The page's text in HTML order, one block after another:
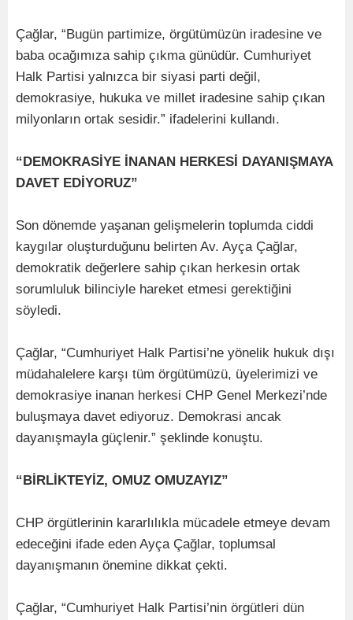
Çağlar, “Bugün partimize, örgütümüzün iradesine ve
baba ocağımıza sahip çıkma günüdür. Cumhuriyet
Halk Partisi yalnızca bir siyasi parti değil,
demokrasiye, hukuka ve millet iradesine sahip çıkan
milyonların ortak sesidir.” ifadelerini kullandı.
“DEMOKRASİYE İNANAN HERKESİ DAYANIŞMAYA
DAVET EDİYORUZ”
Son dönemde yaşanan gelişmelerin toplumda ciddi
kaygılar oluşturduğunu belirten Av. Ayça Çağlar,
demokratik değerlere sahip çıkan herkesin ortak
sorumluluk bilinciyle hareket etmesi gerektiğini
söyledi.
Çağlar, “Cumhuriyet Halk Partisi’ne yönelik hukuk dışı
müdahalelere karşı tüm örgütümüzü, üyelerimizi ve
demokrasiye inanan herkesi CHP Genel Merkezi’nde
buluşmaya davet ediyoruz. Demokrasi ancak
dayanışmayla güçlenir.” şeklinde konuştu.
“BİRLİKTEYİZ, OMUZ OMUZAYIZ”
CHP örgütlerinin kararlılıkla mücadele etmeye devam
edeceğini ifade eden Ayça Çağlar, toplumsal
dayanışmanın önemine dikkat çekti.
Çağlar, “Cumhuriyet Halk Partisi’nin örgütleri dün